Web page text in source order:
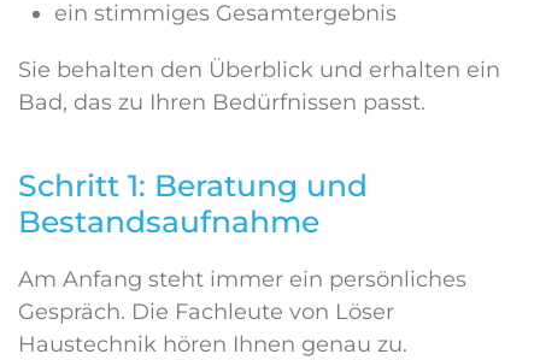
ein stimmiges Gesamtergebnis
Sie behalten den Überblick und erhalten ein
Bad, das zu Ihren Bedürfnissen passt.
Schritt 1: Beratung und
Bestandsaufnahme
Am Anfang steht immer ein persönliches
Gespräch. Die Fachleute von Löser
Haustechnik hören Ihnen genau zu.